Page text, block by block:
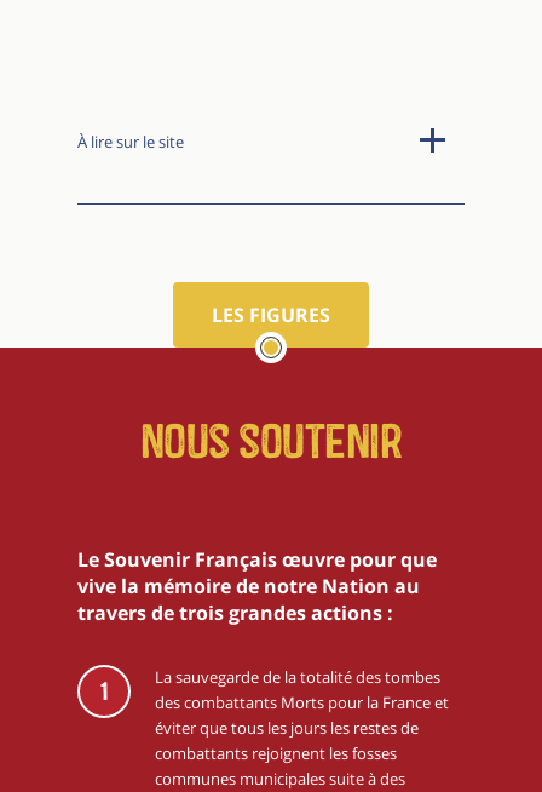
À lire sur le site
LES FIGURES
Nous soutenir
Le Souvenir Français œuvre pour que
vive la mémoire de notre Nation au
travers de trois grandes actions :
1
La sauvegarde de la totalité des tombes
des combattants Morts pour la France et
éviter que tous les jours les restes de
combattants rejoignent les fosses
communes municipales suite à des